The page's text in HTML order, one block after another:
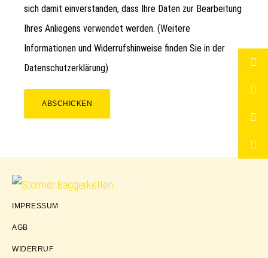
sich damit einverstanden, dass Ihre Daten zur Bearbeitung
Ihres Anliegens verwendet werden. (Weitere
Informationen und Widerrufshinweise finden Sie in der
Datenschutzerklärung)
ABSCHICKEN
Störmer
IMPRESSUM
AGB
WIDERRUF